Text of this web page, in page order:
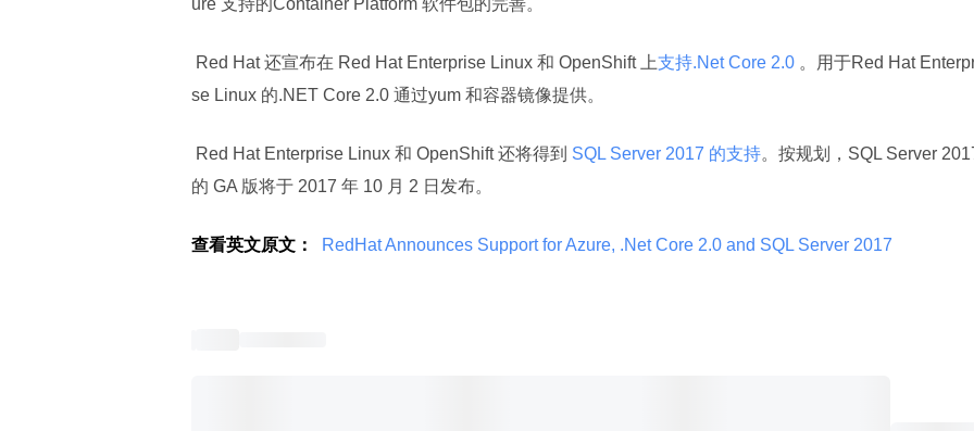
ure 支持的Container Platform 软件包的完善。
Red Hat 还宣布在 Red Hat Enterprise Linux 和 OpenShift 上支持.Net Core 2.0 。用于Red Hat
se Linux 的.NET Core 2.0 通过yum 和容器镜像提供。
Red Hat Enterprise Linux 和 OpenShift 还将得到 SQL Server 2017 的支持。按规划，SQL Server
的 GA 版将于 2017 年 10 月 2 日发布。
查看英文原文： RedHat Announces Support for Azure, .Net Core 2.0 and SQL Server 2017